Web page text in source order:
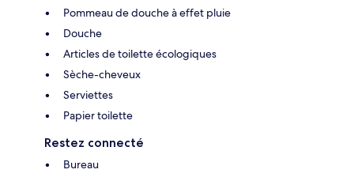
Pommeau de douche à effet pluie
Douche
Articles de toilette écologiques
Sèche-cheveux
Serviettes
Papier toilette
Restez connecté
Bureau